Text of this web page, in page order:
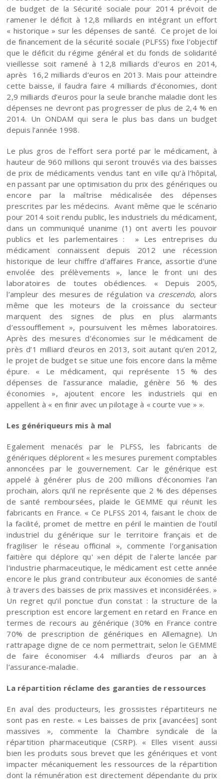
de budget de la Sécurité sociale pour 2014 prévoit de
ramener le déficit à 12,8 milliards en intégrant un effort
« historique » sur les dépenses de santé. Ce projet de loi
de financement de la sécurité sociale (PLFSS) fixe l’objectif
que le déficit du régime général et du fonds de solidarité
vieillesse soit ramené à 12,8 milliards d’euros en 2014,
après 16,2 milliards d’euros en 2013. Mais pour atteindre
cette baisse, il faudra faire 4 milliards d’économies, dont
2,9 milliards d’euros pour la seule branche maladie dont les
dépenses ne devront pas progresser de plus de 2,4 % en
2014. Un ONDAM qui sera le plus bas dans un budget
depuis l’année 1998.
Le plus gros de l’effort sera porté par le médicament, à
hauteur de 960 millions qui seront trouvés via des baisses
de prix de médicaments vendus tant en ville qu’à l’hôpital,
en passant par une optimisation du prix des génériques ou
encore par la maîtrise médicalisée des dépenses
prescrites par les médecins. Avant même que le scénario
pour 2014 soit rendu public, les industriels du médicament,
dans un communiqué unanime (1) ont averti les pouvoir
publics et les parlementaires : » Les entreprises du
médicament connaissent depuis 2012 une récession
historique de leur chiffre d’affaires France, assortie d’une
envolée des prélèvements », lance le front uni des
laboratoires de toutes obédiences. « Depuis 2005,
l’ampleur des mesures de régulation va crescendo, alors
même que les moteurs de la croissance du secteur
marquent des signes de plus en plus alarmants
d’essoufflement », poursuivent les mêmes laboratoires.
Après des mesures d’économies sur le médicament de
près d’1 milliard d’euros en 2013, soit autant qu’en 2012,
le projet de budget se situe une fois encore dans la même
épure. « Le médicament, qui représente 15 % des
dépenses de l’assurance maladie, génère 56 % des
économies », ajoutent encore les industriels qui en
appellent à « en finir avec un pilotage à « courte vue » ».
Les génériqueurs mis à mal
Egalement menacés par le PLFSS, les fabricants de
génériques déplorent « les mesures purement comptables
annoncées par le gouvernement. Car le générique est
appelé à générer plus de 200 millions d’économies l’an
prochain, alors qu’il ne représente que 2 % des dépenses
de santé remboursées, plaide le GEMME qui réunit les
fabricants en France. « Ce PLFSS 2014, faisant le choix de
la facilité, promet de mettre en péril le maintien de l’outil
industriel du générique sur le territoire français et de
fragiliser le réseau officinal », commente l’organisation
faitière qui déplore qu' »en dépit de l’alerte lancée par
l’industrie pharmaceutique, le médicament est cette année
encore le plus grand contributeur aux économies de santé
à travers des baisses de prix massives et inconsidérées. »
Un regret qu’il ponctue d’un constat : la structure de la
prescription est encore largement en retard en France en
termes de recours au générique (30% en France contre
70% de prescription de génériques en Allemagne). Un
rattrapage digne de ce nom permettrait, selon le GEMME
de faire économiser 4.4 milliards d’euros par an à
l’assurance-maladie.
La répartition réclame des garanties de ressources
En aval des producteurs, les grossistes répartiteurs ne
sont pas en reste. « Les baisses de prix [avancées] sont
massives », commente la Chambre syndicale de la
répartition pharmaceutique (CSRP). « Elles visent aussi
bien les produits sous brevet que les génériques et vont
impacter mécaniquement les ressources de la répartition
dont la rémunération est directement dépendante du prix